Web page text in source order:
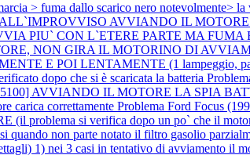
> fuma dallo scarico nero notevolmente>
ALL`IMPROVVISO AVVIANDO IL
PIU` CON L`ETERE PARTE MA
NON GIRA IL MOTORINO DI
E POI LENTAMENTE (1 lampeggio,
dopo che si è scaricata la batteria
AVVIANDO IL MOTORE LA SPIA
carica correttamente Problema Ford Focus
(il problema si verifica dopo un po` che il
quando non parte notato il filtro gasolio
1) nei 3 casi in tentativo di avviamento il